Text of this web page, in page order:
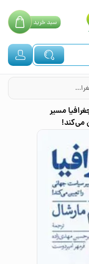
سبدخرید
جبر جغرافیا: چگونه جغرافیا مسیر سیاست جهانی را تعیین می‌کند!
مسیر
می‌کند!